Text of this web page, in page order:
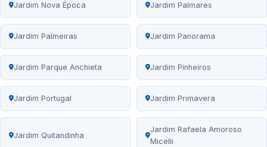
Jardim Nova Época Jardim Palmares
Jardim Palmeiras Jardim Panorama
Jardim Parque Anchieta Jardim Pinheiros
Jardim Portugal Jardim Primavera
Jardim Quitandinha
Jardim Rafaela Amoroso
Micelli